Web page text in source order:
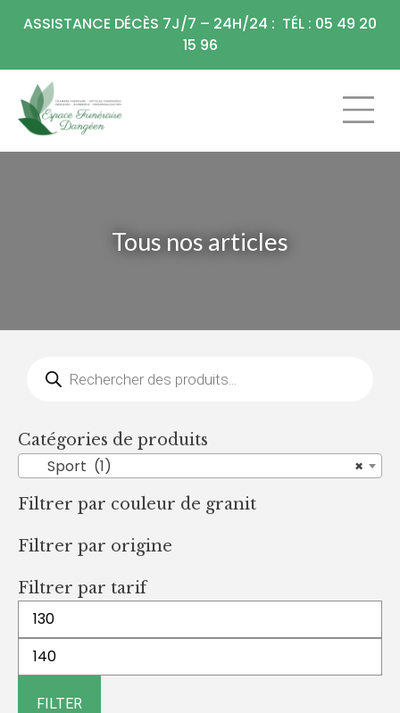
ASSISTANCE DÉCÈS 7J/7 – 24H/24 : TÉL : 05 49 20
15 96
Tous nos articles
Catégories de produits
×
Sport (1)
Filtrer par couleur de granit
Filtrer par origine
Filtrer par tarif
FILTER
Panneau de gestion des cookies